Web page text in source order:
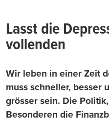
Lasst die
vollenden
Wir leben in einer Zeit
muss schneller, besser
grösser sein. Die
Besonderen die